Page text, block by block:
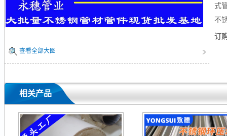
查看全部大图
式
不
订
相关产品